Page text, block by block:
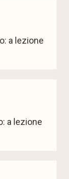
a lezione
a lezione